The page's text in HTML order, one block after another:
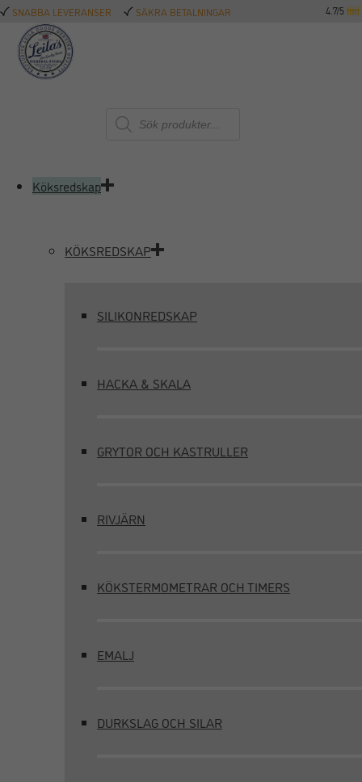
SNABBA LEVERANSER SÄKRA BETALNINGAR 4.7/5
Produktsökning
Köksredskap
KÖKSREDSKAP
SILIKONREDSKAP
HACKA & SKALA
GRYTOR OCH KASTRULLER
RIVJÄRN
KÖKSTERMOMETRAR OCH TIMERS
EMALJ
DURKSLAG OCH SILAR